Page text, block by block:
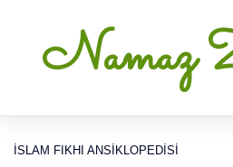
Namaz
İSLAM FIKHI ANSIKLOPEDISI